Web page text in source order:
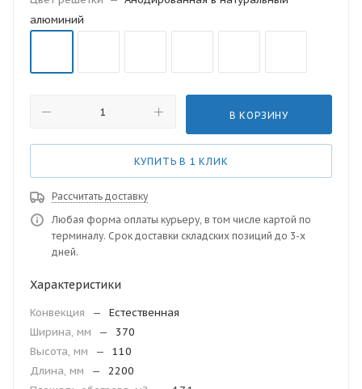
алюминий
В КОРЗИНУ
КУПИТЬ В 1 КЛИК
Рассчитать доставку
Любая форма оплаты курьеру, в том числе картой по
терминалу. Срок доставки складских позиций до 3-х
дней.
Характеристики
Конвекция —
Естественная
Ширина, мм
—
370
Высота, мм
—
110
Длина, мм
—
2200